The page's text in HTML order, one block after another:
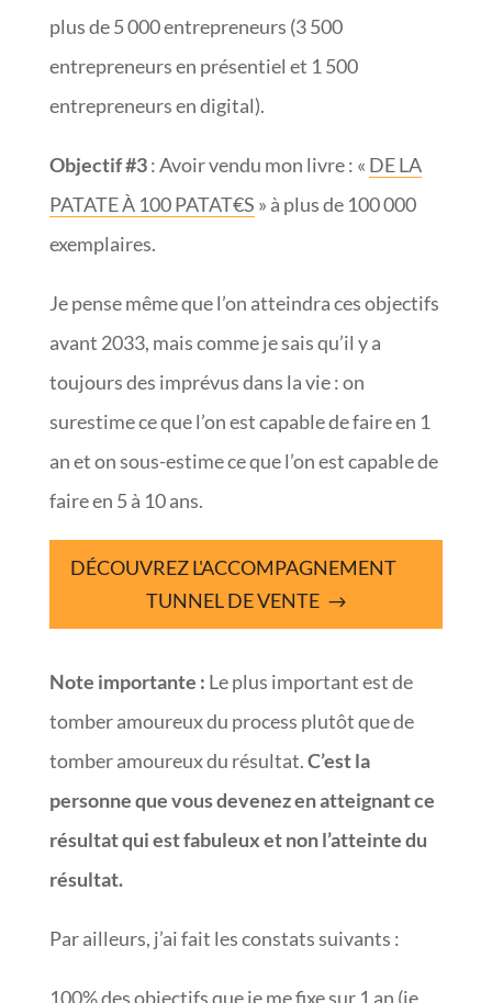
plus de 5 000 entrepreneurs (3 500
entrepreneurs en présentiel et 1 500
entrepreneurs en digital).
Objectif #3: Avoir vendu mon livre : « DE LA
PATATE À 100 PATAT€S » à plus de 100 000
exemplaires.
Je pense même que l’on atteindra ces objectifs
avant 2033, mais comme je sais qu’il y a
toujours des imprévus dans la vie : on
surestime ce que l’on est capable de faire en 1
an et on sous-estime ce que l’on est capable de
faire en 5 à 10 ans.
DÉCOUVREZ L'ACCOMPAGNEMENT
TUNNEL DE VENTE
Note importante : Le plus important est de
tomber amoureux du process plutôt que de
tomber amoureux du résultat.C’est la
personne que vous devenez en atteignant ce
résultat qui est fabuleux et non l’atteinte du
résultat.
Par ailleurs, j’ai fait les constats suivants :
100% des objectifs que je me fixe sur 1 an (je